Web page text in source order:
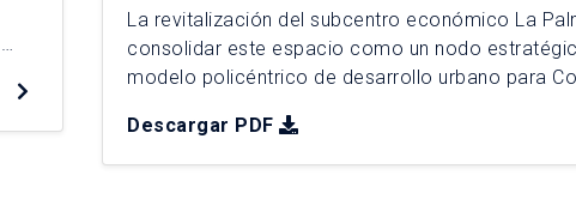
La revitalización del subcentro económico La
consolidar este espacio como un nodo
modelo policéntrico de desarrollo urbano para
necesidad de fortalecer la economía local y la
través de un diagnóstico territorial integral, […]
Descargar PDF